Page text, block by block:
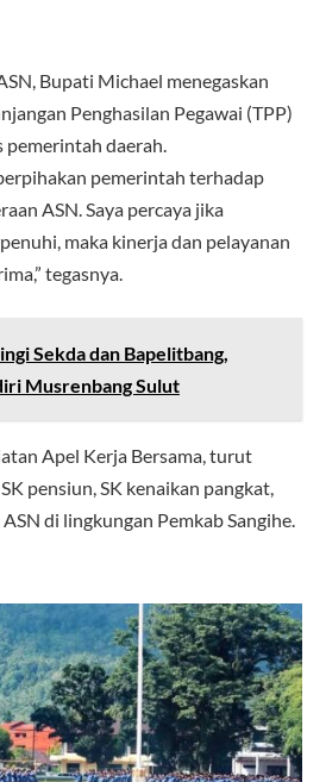
Bupati Michael menegaskan
Penghasilan Pegawai (TPP)
daerah.
pemerintah terhadap
ASN. Saya percaya jika
maka kinerja dan pelayanan
tegasnya.
Sekda dan Bapelitbang,
Musrenbang Sulut
Apel Kerja Bersama, turut
pensiun, SK kenaikan pangkat,
di lingkungan Pemkab Sangihe.